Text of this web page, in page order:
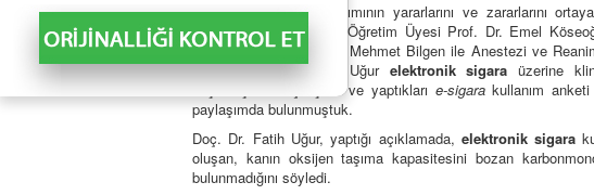
Elektronik sigarakullanımının yararlarını ve zararlarını
Nöroloji Ana Bilim Dalı Öğretim Üyesi Prof. Dr. Emel
Öğretim Üyesi Prof. Dr. Mehmet Bilgen ile Anestezi ve
Üyesi Doç. Dr. Fatih Uğur elektronik sigara üzerine
başlamıştı. Bu çalışma ve yaptıkları e-sigarakullanım
paylaşımda bulunmuştuk.
Doç. Dr. Fatih Uğur, yaptığı açıklamada, elektronik sigara
oluşan, kanın oksijen taşıma kapasitesini bozan
bulunmadığını söyledi.